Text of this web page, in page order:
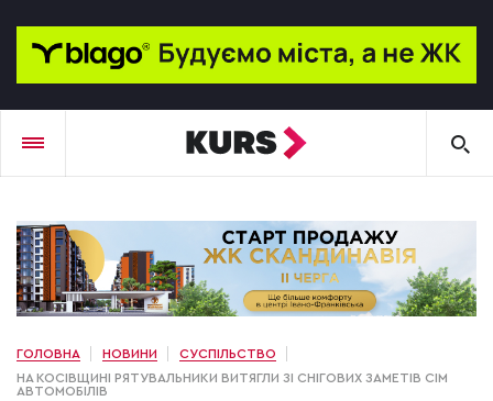
ГОЛОВНА НОВИНИ
СУСПІЛЬСТВО
НА КОСІВЩИНІ РЯТУВАЛЬНИКИ ВИТЯГЛИ ЗІ СНІГОВИХ ЗАМЕТІВ СІМ
АВТОМОБІЛІВ